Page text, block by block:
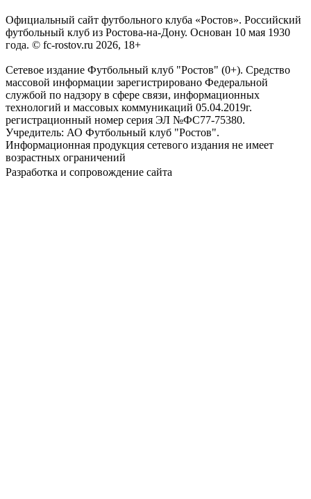
Официальный сайт футбольного клуба «Ростов». Российский
футбольный клуб из Ростова-на-Дону. Основан 10 мая 1930
года. © fc-rostov.ru 2026, 18+
Сетевое издание Футбольный клуб "Ростов" (0+). Средство
массовой информации зарегистрировано Федеральной
службой по надзору в сфере связи, информационных
технологий и массовых коммуникаций 05.04.2019г.
регистрационный номер серия ЭЛ №ФС77-75380.
Учредитель: АО Футбольный клуб "Ростов".
Информационная продукция сетевого издания не имеет
возрастных ограничений
Разработка и сопровождение сайта